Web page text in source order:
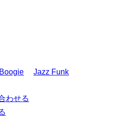
Boogie Jazz Funk
わせる